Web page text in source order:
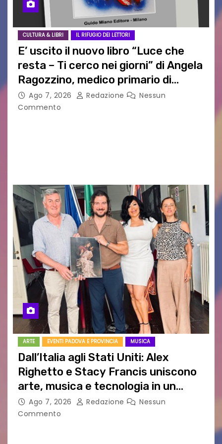
CULTURA & LIBRI IL RIFUGIO DEI LETTORI
E’ uscito il nuovo libro “Luce che
resta – Ti cerco nei giorni” di Angela
Ragozzino, medico primario di
Capua
Ago 7, 2026 Redazione
Nessun
Commento
ARTE EVENTI PADOVA E PROVINCIA MUSICA
Dall’Italia agli Stati Uniti: Alex
Righetto e Stacy Francis uniscono
arte, musica e tecnologia in un
nuovo progetto internazionale”
Ago 7, 2026 Redazione
Nessun
Commento